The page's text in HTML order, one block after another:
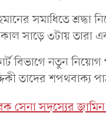
সমাধিতে শ্রদ্ধা
সাড়ে ৩টায় তারা
বিভাগে নতুন
তাদের শপথবাক্য
সেনা সদস্যের